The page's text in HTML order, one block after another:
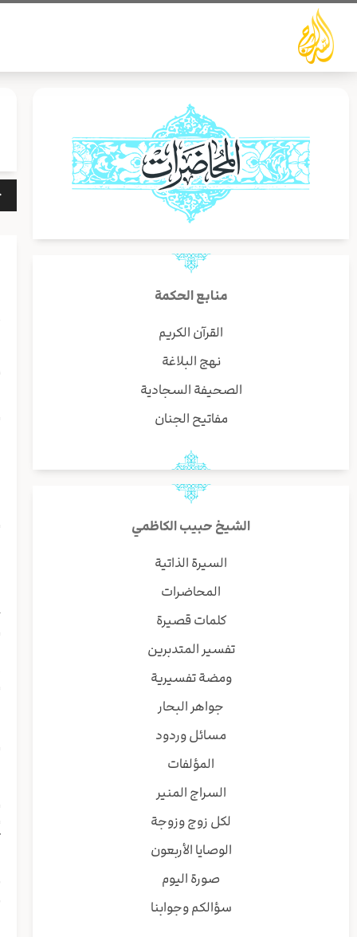
تخطي
المحتوى
منابع الحكمة
القرآن الكريم
نهج البلاغة
الصحيفة السجادية
مفاتيح الجنان
الشيخ حبيب الكاظمي
السيرة الذاتية
المحاضرات
كلمات قصيرة
تفسير المتدبرين
ومضة تفسيرية
جواهر البحار
مسائل وردود
المؤلفات
السراج المنير
لكل زوج وزوجة
الوصايا الأربعون
صورة اليوم
سؤالكم وجوابنا